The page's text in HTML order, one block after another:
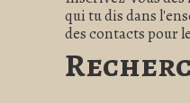
qui tu dis dans
des contacts pour